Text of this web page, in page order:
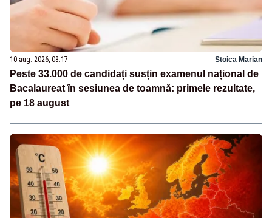
10 aug. 2026, 08:17 Stoica Marian
Peste 33.000 de candidați susțin examenul național de
Bacalaureat în sesiunea de toamnă: primele rezultate,
pe 18 august